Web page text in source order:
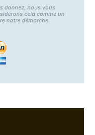
donnez, nous vous
cela comme un
notre démarche.